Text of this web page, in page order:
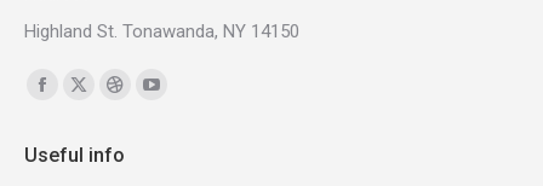
Highland St. Tonawanda, NY 14150
Find us on:
Facebook
opensopens
Dribbble
opens
Useful info